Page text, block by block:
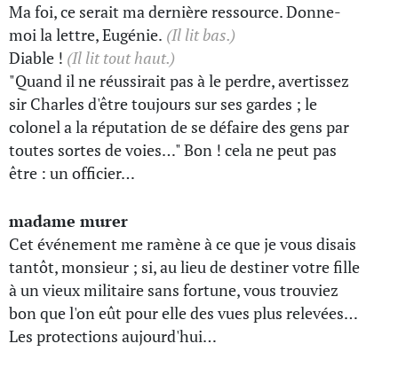
Ma foi, ce serait ma dernière ressource. Donne-
moi la lettre, Eugénie. (Il lit bas.)
Diable ! (Il lit tout haut.)
"Quand il ne réussirait pas à le perdre, avertissez
sir Charles d'être toujours sur ses gardes ; le
colonel a la réputation de se défaire des gens par
toutes sortes de voies…" Bon ! cela ne peut pas
être : un officier…
madame murer
Cet événement me ramène à ce que je vous disais
tantôt, monsieur ; si, au lieu de destiner votre fille
à un vieux militaire sans fortune, vous trouviez
bon que l'on eût pour elle des vues plus relevées…
Les protections aujourd'hui…